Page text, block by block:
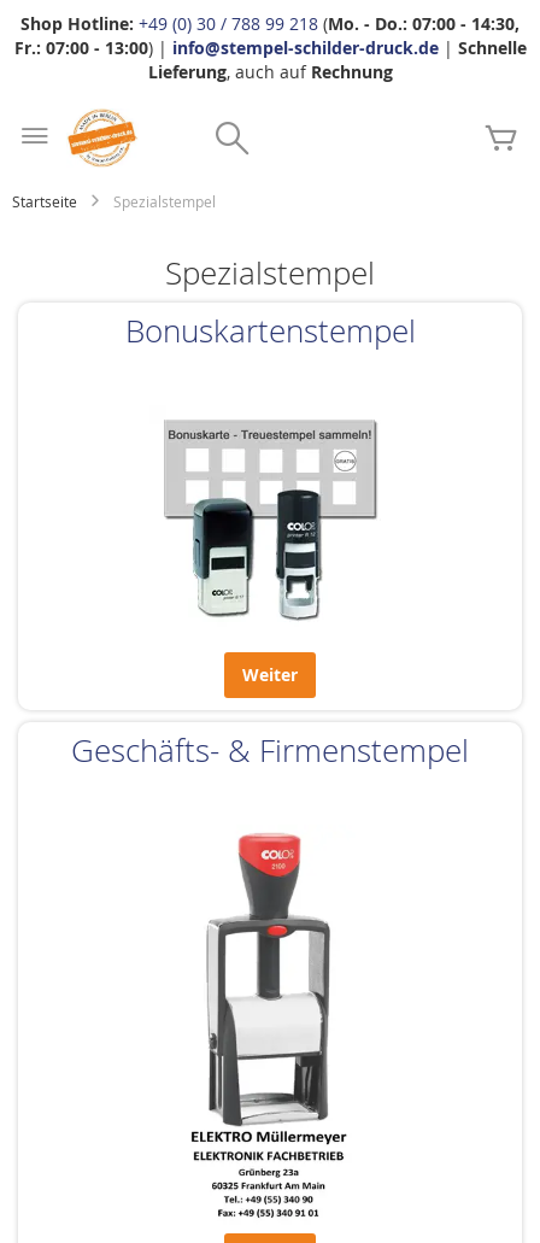
Shop Hotline: +49 (0) 30 / 788 99 218 (Mo. - Do.: 07:00 - 14:30,
Fr.: 07:00 - 13:00) | info@stempel-schilder-druck.de| Schnelle
Lieferung, auch auf Rechnung
Startseite Spezialstempel
Spezialstempel
Bonuskartenstempel
Weiter
Geschäfts- & Firmenstempel